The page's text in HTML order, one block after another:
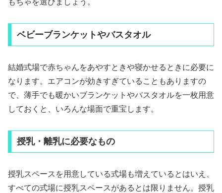
もちゃを選びましょう。
ベビーブランケットやバスタオル
結婚式場で赤ちゃんをあやすときや寝かせるときに必要に
なります。エアコンが効きすぎていることもありますの
で、薄手でも暖かいブランケットやバスタオルを一枚用意
しておくと、いろんな場面で重宝します。
授乳・離乳に必要なもの
授乳スペースを用意している式場も増えているとはいえ、
すべての式場に授乳スペースがあるとは限りません。授乳